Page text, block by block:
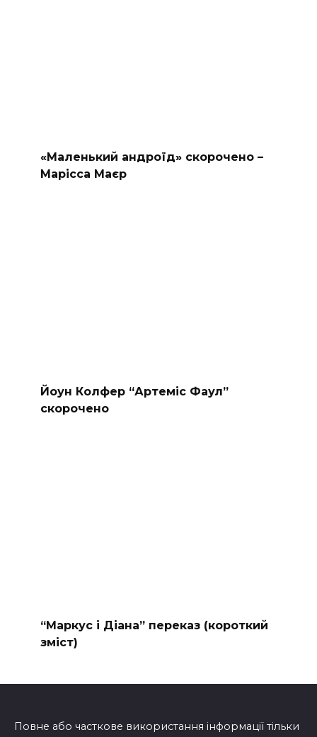
«Маленький андроїд» скорочено –
Марісса Маєр
Йоун Колфер “Артеміс Фаул”
скорочено
“Маркус і Діана” переказ (короткий
зміст)
Повне або часткове використання інформації тільки